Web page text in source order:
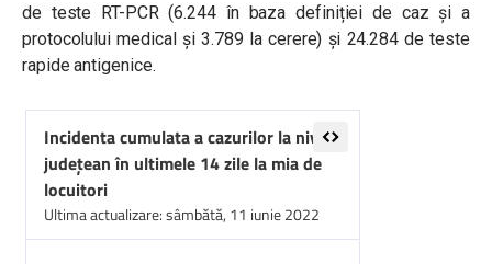
de teste RT-PCR (6.244 în baza definiției de caz și a
protocolului medical și 3.789 la cerere) și 24.284 de teste
rapide antigenice.